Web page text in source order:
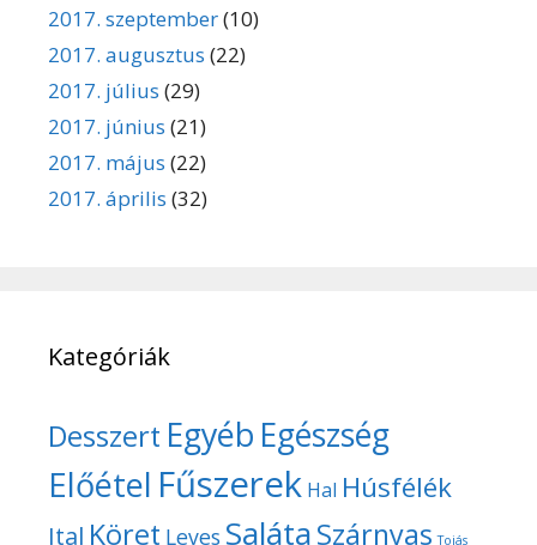
2017. szeptember(10)
2017. augusztus (22)
2017. július (29)
2017. június (21)
2017. május (22)
2017. április (32)
Kategóriák
Desszert Egyéb Egészség
Előétel Fűszerek Hal Húsfélék
Ital Köret Leves SalátaSzárnyas Tojás